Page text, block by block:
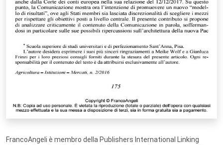
FrancoAngeli è membro della Publishers International Linking